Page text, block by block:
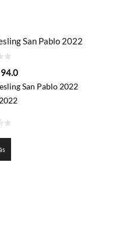
San Pablo 2022
94.0
San Pablo 2022